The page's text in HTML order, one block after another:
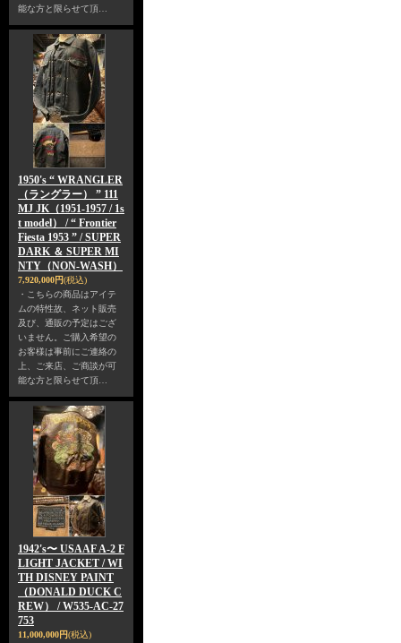
能な方と限らせて頂…
1950's “ WRANGLER
（ラングラー） ” 111
MJ JK（1951-1957 / 1s
t model） / “ Frontier
Fiesta 1953 ” / SUPER
DARK ＆ SUPER MI
NTY（NON-WASH）
7,920,000円(税込)
・こちらの商品はアイテ
ムの特性故、ネット販売
及び、通販の予定はござ
いません。ご購入希望の
お客様は事前にご連絡の
上、ご来店、ご商談が可
能な方と限らせて頂…
1942's〜 USAAF A-2 F
LIGHT JACKET / WI
TH DISNEY PAINT
（DONALD DUCK C
REW） / W535-AC-27
753
11,000,000円(税込)